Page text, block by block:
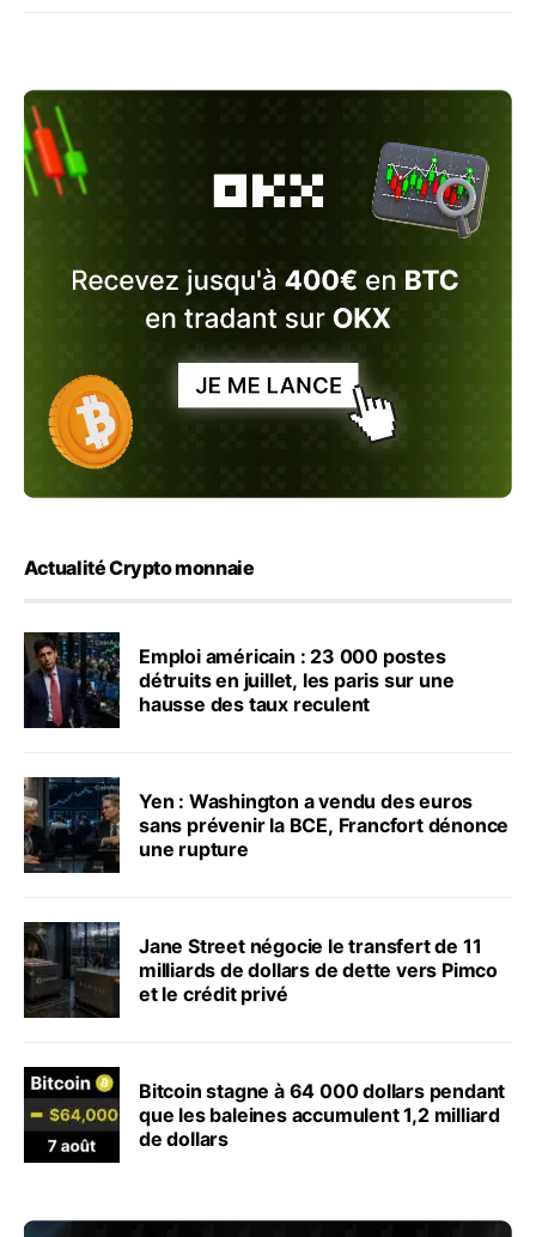
Actualité Crypto monnaie
Emploi américain : 23 000 postes
détruits en juillet, les paris sur une
hausse des taux reculent
Yen : Washington a vendu des euros
sans prévenir la BCE, Francfort dénonce
une rupture
Jane Street négocie le transfert de 11
milliards de dollars de dette vers Pimco
et le crédit privé
Bitcoin stagne à 64 000 dollars pendant
que les baleines accumulent 1,2 milliard
de dollars